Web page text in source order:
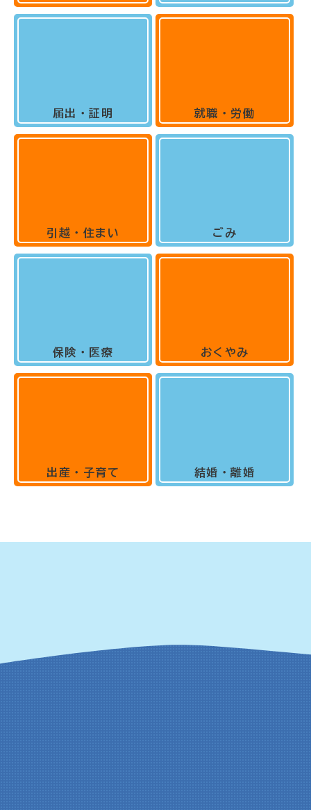
届出・証明
引越・住まい
保険・医療
出産・子育て
就職・労働
ごみ
おくやみ
結婚・離婚